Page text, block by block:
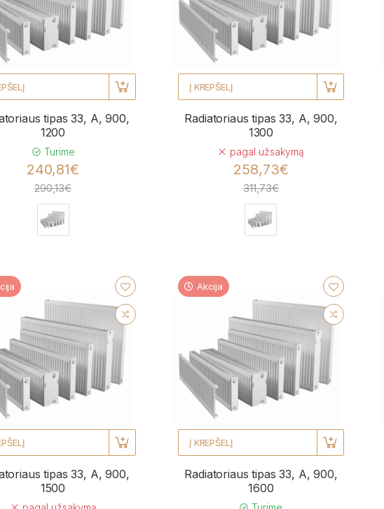
tipas 33, A, 900,
1200
Turime
240,81€
290,13€
Į KREPŠELĮ
Radiatoriaus tipas 33, A, 900,
1300
pagal užsakymą
258,73€
311,73€
tipas 33, A, 900,
1500
Akcija
Į KREPŠELĮ
Radiatoriaus tipas 33, A, 900,
1600